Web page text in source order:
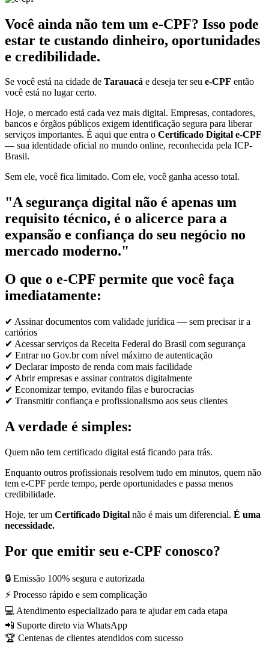
Você ainda não tem um e-CPF? Isso pode
estar te custando dinheiro, oportunidades
e credibilidade.
Se você está na cidade de Tarauacá e deseja ter seu e-CPF então
você está no lugar certo.
Hoje, o mercado está cada vez mais digital. Empresas, contadores,
bancos e órgãos públicos exigem identificação segura para liberar
serviços importantes. É aqui que entra o Certificado Digital e-CPF
— sua identidade oficial no mundo online, reconhecida pela ICP-
Brasil.
Sem ele, você fica limitado. Com ele, você ganha acesso total.
"A segurança digital não é apenas um
requisito técnico, é o alicerce para a
expansão e confiança do seu negócio no
mercado moderno."
O que o e-CPF permite que você faça
imediatamente:
✔ Assinar documentos com validade jurídica — sem precisar ir a
cartórios
✔ Acessar serviços da Receita Federal do Brasil com segurança
✔ Entrar no Gov.br com nível máximo de autenticação
✔ Declarar imposto de renda com mais facilidade
✔ Abrir empresas e assinar contratos digitalmente
✔ Economizar tempo, evitando filas e burocracias
✔ Transmitir confiança e profissionalismo aos seus clientes
A verdade é simples:
Quem não tem certificado digital está ficando para trás.
Enquanto outros profissionais resolvem tudo em minutos, quem não
tem e-CPF perde tempo, perde oportunidades e passa menos
credibilidade.
Hoje, ter um Certificado Digital não é mais um diferencial. É uma
necessidade.
Por que emitir seu e-CPF conosco?
🔒 Emissão 100% segura e autorizada
⚡ Processo rápido e sem complicação
💻 Atendimento especializado para te ajudar em cada etapa
📲 Suporte direto via WhatsApp
🏆 Centenas de clientes atendidos com sucesso